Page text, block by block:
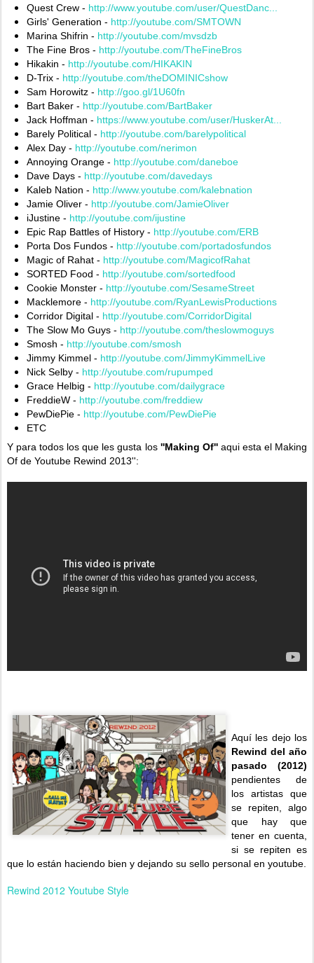
Quest Crew - http://www.youtube.com/user/QuestDanc...
Girls' Generation - http://youtube.com/SMTOWN
Marina Shifrin - http://youtube.com/mvsdzb
The Fine Bros - http://youtube.com/TheFineBros
Hikakin - http://youtube.com/HIKAKIN
D-Trix - http://youtube.com/theDOMINICshow
Sam Horowitz - http://goo.gl/1U60fn
Bart Baker - http://youtube.com/BartBaker
Jack Hoffman - https://www.youtube.com/user/HuskerAt...
Barely Political - http://youtube.com/barelypolitical
Alex Day - http://youtube.com/nerimon
Annoying Orange - http://youtube.com/daneboe
Dave Days - http://youtube.com/davedays
Kaleb Nation - http://www.youtube.com/kalebnation
Jamie Oliver - http://youtube.com/JamieOliver
iJustine - http://youtube.com/ijustine
Epic Rap Battles of History - http://youtube.com/ERB
Porta Dos Fundos - http://youtube.com/portadosfundos
Magic of Rahat - http://youtube.com/MagicofRahat
SORTED Food - http://youtube.com/sortedfood
Cookie Monster - http://youtube.com/SesameStreet
Macklemore - http://youtube.com/RyanLewisProductions
Corridor Digital - http://youtube.com/CorridorDigital
The Slow Mo Guys - http://youtube.com/theslowmoguys
Smosh - http://youtube.com/smosh
Jimmy Kimmel - http://youtube.com/JimmyKimmelLive
Nick Selby - http://youtube.com/rupumped
Grace Helbig - http://youtube.com/dailygrace
FreddieW - http://youtube.com/freddiew
PewDiePie - http://youtube.com/PewDiePie
ETC
Y para todos los que les gusta los ''Making Of'' aqui esta el Making
Of de Youtube Rewind 2013'':
Aquí les dejo los
Rewind del año
pasado (2012)
pendientes de
los artistas que
se repiten, algo
que hay que
tener en cuenta,
si se repiten es
que lo están haciendo bien y dejando su sello personal en youtube.
Rewind 2012 Youtube Style